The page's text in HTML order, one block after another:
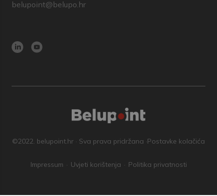
belupoint@belupo.hr
©2022. belupoint.hr · Sva prava pridržana ·Postavke kolačića
Impressum Uvjeti korištenja Politika privatnosti